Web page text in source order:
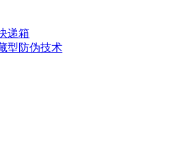
递箱
型防伪技术